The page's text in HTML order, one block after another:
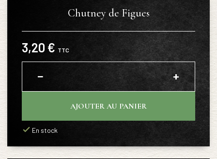
Chutney de Figues
3,20 € TTC
− +
AJOUTER AU PANIER
En stock